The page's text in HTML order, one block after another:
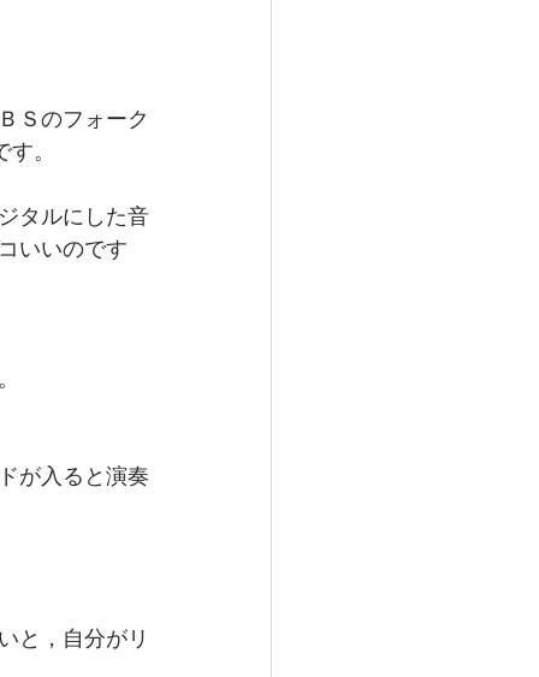
Ｓのフォーク
。
タルにした音
いいのです
が入ると演奏
と，自分がリ